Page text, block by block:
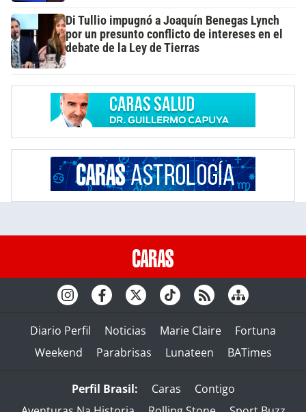
Di Tullio impugnó a Joaquín Benegas Lynch
por un presunto conflicto de intereses en el
debate de la Ley de Tierras
Diario Perfil Noticias Marie Claire
Fortuna
Weekend
Parabrisas Lunateen BATimes
Perfil Brasil: Caras
Contigo